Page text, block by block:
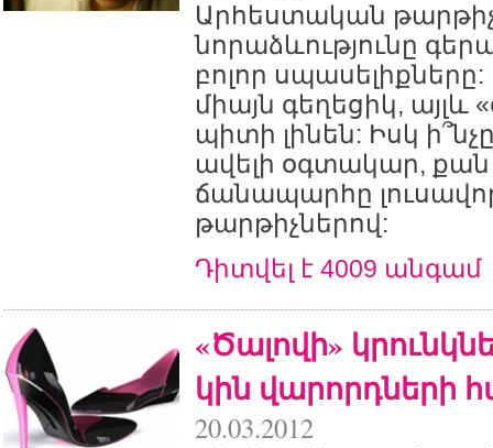
Արհեստական
նորաձևությունը
բոլոր սպասելիքները:
միայն գեղեցիկ,
պիտի լինեն: Իսկ
ավելի օգտակար,
ճանապարհը
թարթիչներով:
Դիտվել է 4009 անգամ
«Ծալովի»
կին վարորդների
20.03.2012